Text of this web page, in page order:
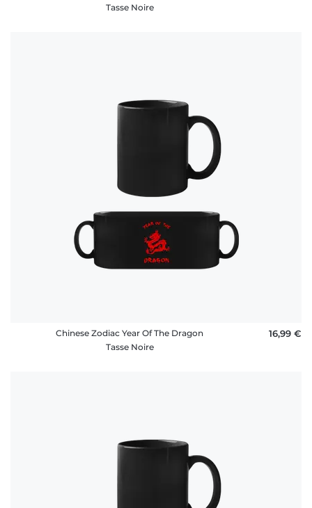
Tasse Noire
Chinese Zodiac Year Of The Dragon
Tasse Noire
16,99 €